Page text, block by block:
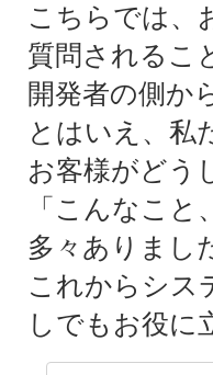
こちらでは、
質問されるこ
開発者の側か
とはいえ、私
お客様がどう
「こんなこ
多々ありまし
これからシス
しでもお役に